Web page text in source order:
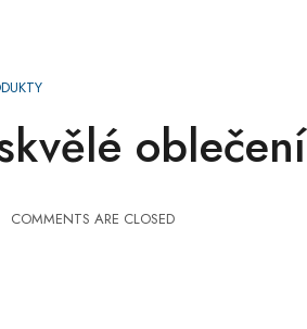
oblečení
COMMENTS ARE CLOSED